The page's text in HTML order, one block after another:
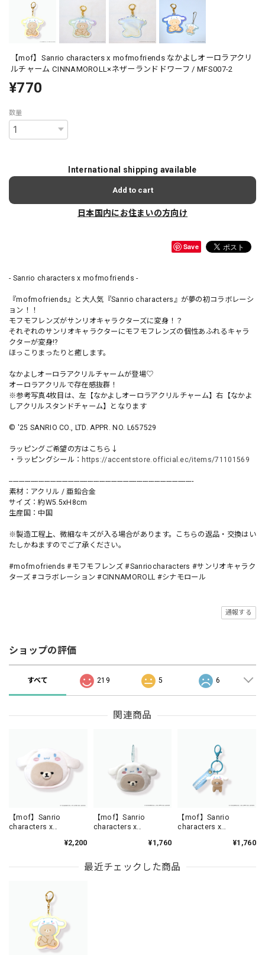
【mof】Sanrio characters x mofmofriends なかよしオーロラアクリ
ルチャーム CINNAMOROLL×ネザーランドドワーフ / MFS007-2
¥770
数量
International shipping available
Add to cart
日本国内にお住まいの方向け
Save
- Sanrio characters x mofmofriends -
『mofmofriends』と大人気『Sanrio characters』が夢の初コラボレーシ
ョン！！
モフモフレンズがサンリオキャラクターズに変身！？
それぞれのサンリオキャラクターにモフモフレンズの個性あふれるキャラ
クターが変身!?
ほっこりまったりと癒します。
なかよしオーロラアクリルチャームが登場♡
オーロラアクリルで存在感抜群！
※参考写真4枚目は、左【なかよしオーロラアクリルチャーム】右【なかよ
しアクリルスタンドチャーム】となります
© '25 SANRIO CO., LTD. APPR. NO. L657529
ラッピングご希望の方はこちら↓
・ラッピングシール： https://accentstore.official.ec/items/71101569
----------------------------------------------------------------------------------------------
素材：アクリル / 亜鉛合金
サイズ：約W5.5xH8cm
生産国：中国
※製造工程上、微細なキズが入る場合があります。こちらの返品・交換はい
たしかねますのでご了承ください。
#mofmofriends #モフモフレンズ #Sanriocharacters #サンリオキャラク
ターズ #コラボレーション #CINNAMOROLL #シナモロール
通報する
ショップの評価
すべて 219 5 6
関連商品
【mof】Sanrio
characters x
しフェイスポーチ
ーランドドワーフ /
¥2,200
【mof】Sanrio
characters x
しミニポーチチャーム
ーランドドワーフ /
¥1,760
【mof】Sanrio
characters x
しPVCキーホルダー
ーランドドワーフ /
¥1,760
最近チェックした商品